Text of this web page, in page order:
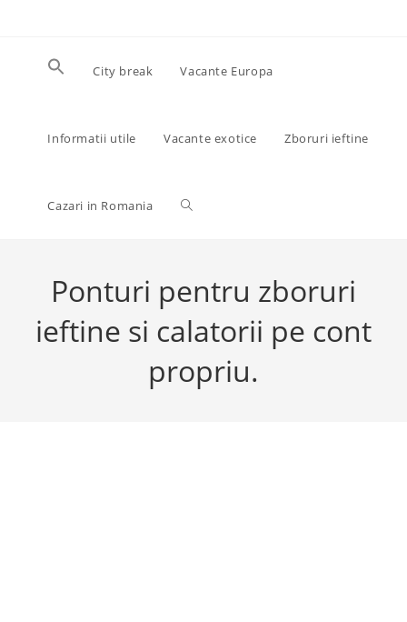
City break Vacante Europa
Informatii utile Vacante exotice Zboruri ieftine
Cazari in Romania Toggle
search
Ponturi pentru zboruri
ieftine si calatorii pe cont
propriu.